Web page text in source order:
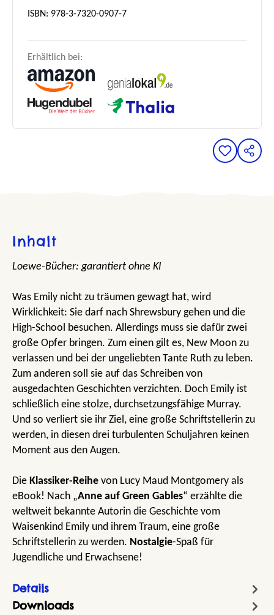
ISBN: 978-3-7320-0907-7
Erhältlich bei:
Inhalt
Loewe-Bücher: garantiert ohne KI
Was Emily nicht zu träumen gewagt hat, wird
Wirklichkeit: Sie darf nach Shrewsbury gehen und die
High-School besuchen. Allerdings muss sie dafür zwei
große Opfer bringen. Zum einen gilt es, New Moon zu
verlassen und bei der ungeliebten Tante Ruth zu leben.
Zum anderen soll sie auf das Schreiben von
ausgedachten Geschichten verzichten. Doch Emily ist
schließlich eine stolze, durchsetzungsfähige Murray.
Und so verliert sie ihr Ziel, eine große Schriftstellerin zu
werden, in diesen drei turbulenten Schuljahren keinen
Moment aus den Augen.
Die Klassiker-Reihe von Lucy Maud Montgomery als
eBook! Nach „Anne auf Green Gables“ erzählte die
weltweit bekannte Autorin die Geschichte vom
Waisenkind Emily und ihrem Traum, eine große
Schriftstellerin zu werden. Nostalgie-Spaß für
Jugendliche und Erwachsene!
Details
Downloads